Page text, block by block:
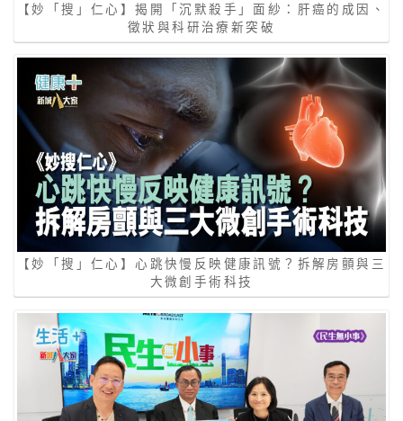
【妙「搜」仁心】揭開「沉默殺手」面紗：肝癌的成因、
徵狀與科研治療新突破
【妙「搜」仁心】心跳快慢反映健康訊號？拆解房顫與三
大微創手術科技